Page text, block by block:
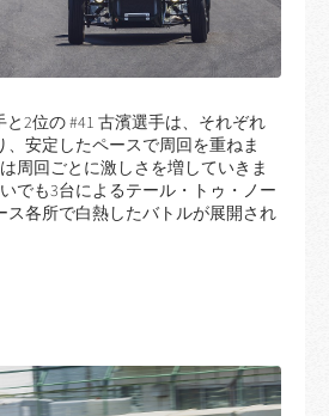
と2位の #41 古濱選手は、それぞれ
安定したペースで周回を重ねま
周回ごとに激しさを増していきま
でも3台によるテール・トゥ・ノー
ス各所で白熱したバトルが展開され